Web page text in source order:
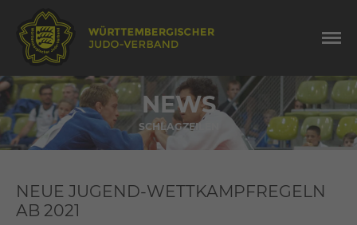
NEWS
SCHLAGZEILEN
NEUE JUGEND-WETTKAMPFREGELN
AB 2021